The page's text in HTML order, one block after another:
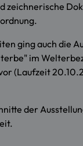
zeichnerische
ging auch die
im
(Laufzeit
der